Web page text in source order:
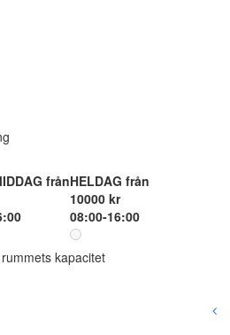
frånHELDAG från
10000 kr
08:00-16:00
kapacitet